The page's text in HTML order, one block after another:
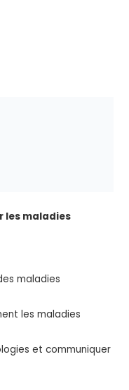
les maladies
maladies
les maladies
et communiquer